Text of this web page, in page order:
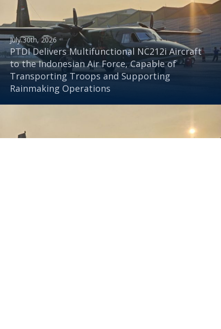
July 30th, 2026
PTDI Delivers Multifunctional NC212i Aircraft
to the Indonesian Air Force, Capable of
Transporting Troops and Supporting
Rainmaking Operations